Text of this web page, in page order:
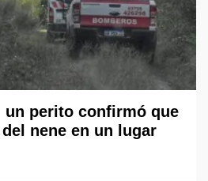
perito confirmó que
nene en un lugar